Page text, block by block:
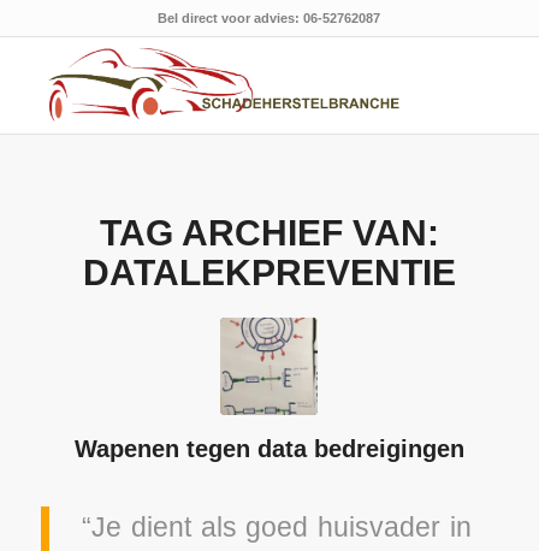
Bel direct voor advies: 06-52762087
TAG ARCHIEF VAN:
DATALEKPREVENTIE
Wapenen tegen data bedreigingen
“Je dient als goed huisvader in